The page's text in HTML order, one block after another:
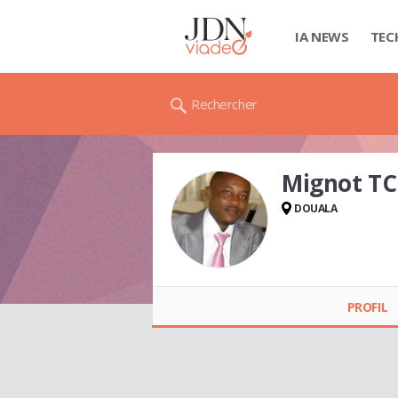
IA NEWS
Rechercher
Mignot
DOUALA
PROFIL